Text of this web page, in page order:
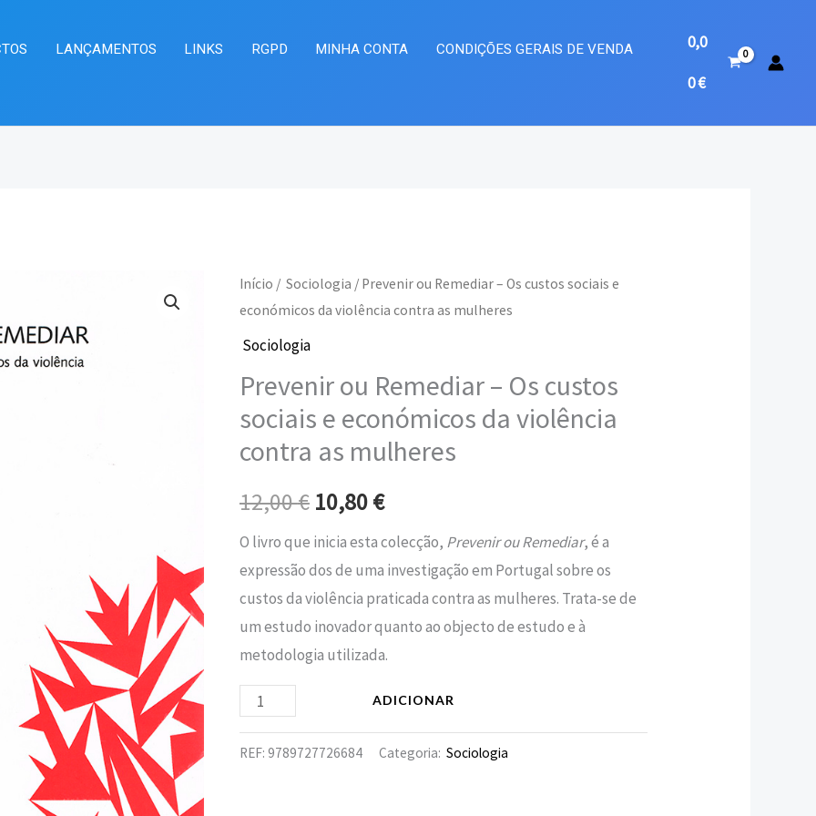
LANÇAMENTOS LINKS RGPD MINHA CONTA
CONDIÇÕES GERAIS DE VENDA
0,0
0€
Início / Sociologia / Prevenir ou Remediar – Os custos sociais e
económicos da violência contra as mulheres
Sociologia
Prevenir ou Remediar – Os custos
sociais e económicos da violência
contra as mulheres
12,00€
O
original
era:
12,00 €.
10,80€
O
atual
é:
10,80 €.
O livro que inicia esta colecção, Prevenir ou Remediar, é a
expressão dos de uma investigação em Portugal sobre os
custos da violência praticada contra as mulheres. Trata-se de
um estudo inovador quanto ao objecto de estudo e à
metodologia utilizada.
Quantidade
de
Prevenir
Remediar
-
Os
sociais
e
económicos
da
violência
contra
mulheres
ADICIONAR
REF: 9789727726684 Categoria: Sociologia